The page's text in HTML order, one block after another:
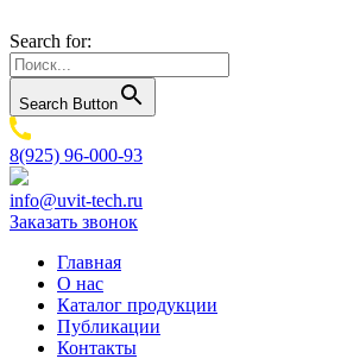
Search for:
Search Button
8(925) 96-000-93
info@uvit-tech.ru
Заказать звонок
Главная
О нас
Каталог продукции
Публикации
Контакты